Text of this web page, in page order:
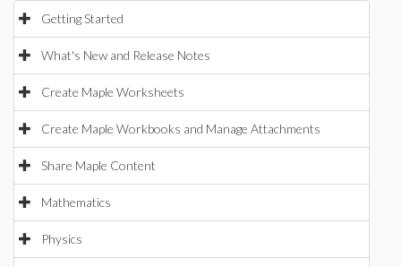
Getting Started
What's New and Release Notes
Create Maple Worksheets
Create Maple Workbooks and Manage Attachments
Share Maple Content
Mathematics
Physics